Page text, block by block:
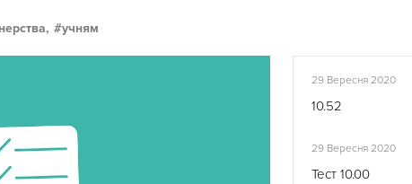
учням
29 Вересня 2020
10.52
29 Вересня 2020
Тест 10.00